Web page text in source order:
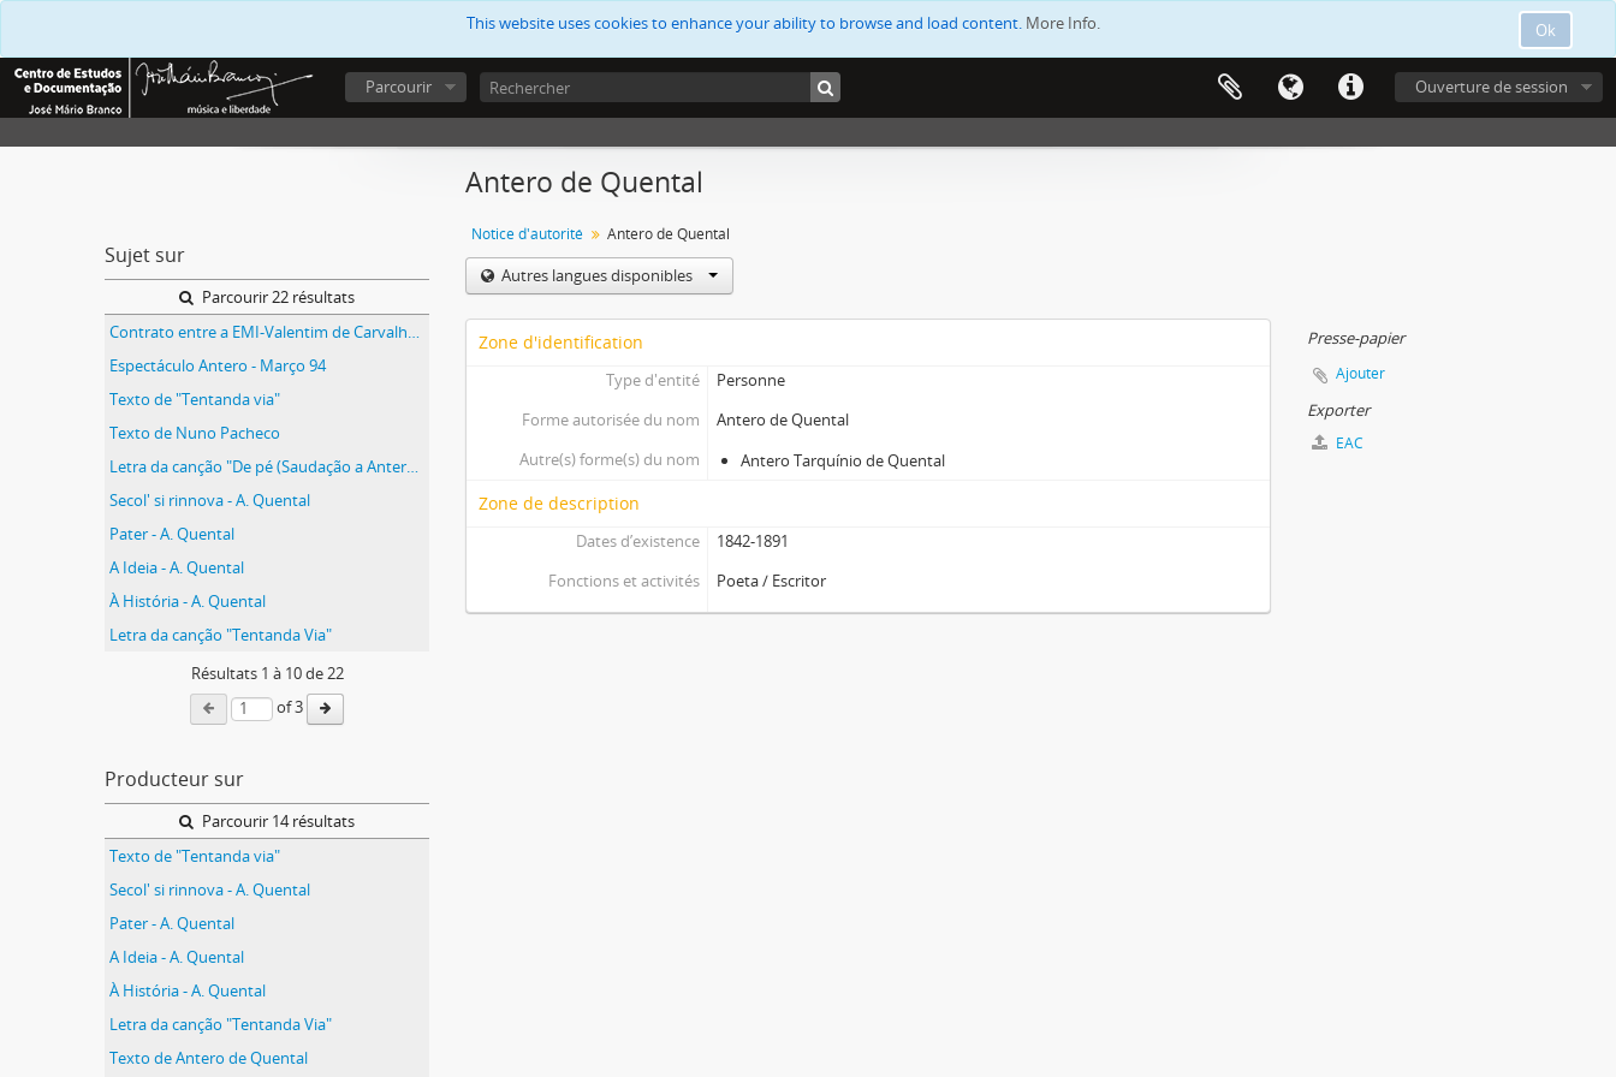
Ok
This website uses cookies to enhance your ability to browse and load content. More Info.
Ouverture de session
Parcourir
Sujet sur
Parcourir 22 résultats
Contrato entre a EMI-Valentim de Carvalho e José Mário Branco
Espectáculo Antero - Março 94
Texto de "Tentanda via"
Texto de Nuno Pacheco
Letra da canção "De pé (Saudação a Antero)"
Secol' si rinnova - A. Quental
Pater - A. Quental
A Ideia - A. Quental
À História - A. Quental
Letra da canção "Tentanda Via"
Résultats 1 à 10de 22
of 3
Producteur sur
Parcourir 14 résultats
Texto de "Tentanda via"
Secol' si rinnova - A. Quental
Pater - A. Quental
A Ideia - A. Quental
À História - A. Quental
Letra da canção "Tentanda Via"
Texto de Antero de Quental
Antero de Quental
Notice d'autorité Antero de Quental
Autres langues disponibles
Zone d'identification
Type d'entité
Personne
Forme autorisée du nom
Antero de Quental
Autre(s) forme(s) du nom
Antero Tarquínio de Quental
Zone de description
Dates d’existence
1842-1891
Fonctions et activités
Poeta / Escritor
Presse-papier
Ajouter
Exporter
EAC